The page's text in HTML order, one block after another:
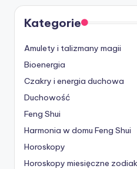
Kategorie
Amulety i talizmany magii
Bioenergia
Czakry i energia duchowa
Duchowość
Feng Shui
Harmonia w domu Feng Shui
Horoskopy
Horoskopy miesięczne